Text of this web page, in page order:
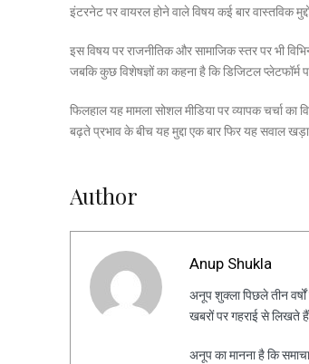
इंटरनेट पर वायरल होने वाले विषय कई बार वास्तविक
इस विषय पर राजनीतिक और सामाजिक स्तर पर भी
जबकि कुछ विशेषज्ञों का कहना है कि डिजिटल
फिलहाल यह मामला सोशल मीडिया पर व्यापक चर्चा
बढ़ते प्रभाव के बीच यह मुद्दा एक बार फिर यह सवाल
Author
Anup Shukla
अनूप शुक्ला पिछले तीन
खबरों पर गहराई से लिखते
अनूप का मानना है कि